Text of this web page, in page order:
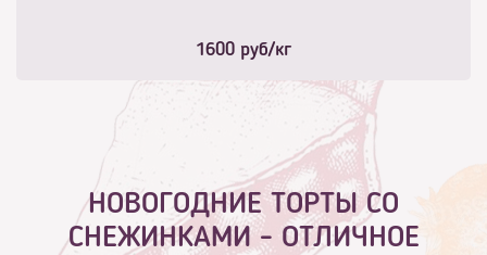
1600 руб/кг
НОВОГОДНИЕ ТОРТЫ СО
СНЕЖИНКАМИ - ОТЛИЧНОЕ